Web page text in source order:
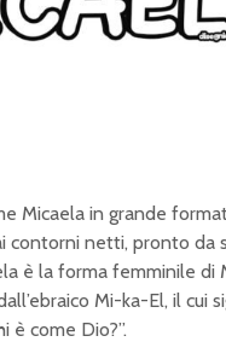
Micaela in grande
contorni netti, pronto da
è la forma femminile di
Mi-ka-El, il cui
è come Dio?”.